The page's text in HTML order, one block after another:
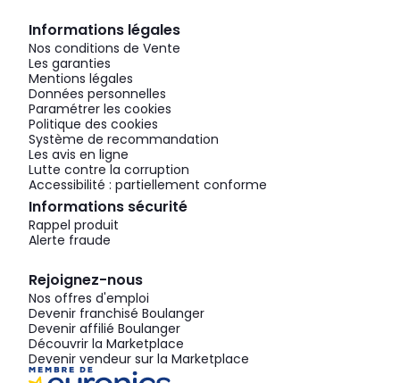
Informations légales
Nos conditions de Vente
Les garanties
Mentions légales
Données personnelles
Paramétrer les cookies
Politique des cookies
Système de recommandation
Les avis en ligne
Lutte contre la corruption
Accessibilité : partiellement conforme
Informations sécurité
Rappel produit
Alerte fraude
Rejoignez-nous
Nos offres d'emploi
Devenir franchisé Boulanger
Devenir affilié Boulanger
Découvrir la Marketplace
Devenir vendeur sur la Marketplace